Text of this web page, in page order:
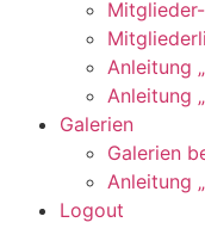
Anleitung
Anleitung
Galerien
Galerien
Anleitung
Logout